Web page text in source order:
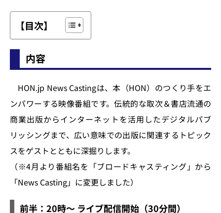
【目次】
内容
HON.jp News Castingは、本（HON）のつくり手をエ
ンパワーする映像番組です。伝統的な取次＆書店流通の
商業出版からインターネットを活用したデジタルパブ
リッシングまで、広い意味での出版に関連するトピック
スをゲストとともに深掘りします。
（※4月より番組名を「ブロードキャスティング」から
「News Casting」に変更しました）
前半：20時～ ライブ配信開始（30分間）